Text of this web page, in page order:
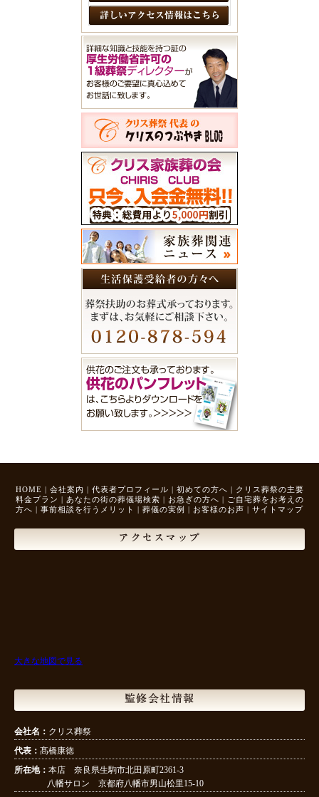
HOME | 会社案内 | 代表者プロフィール | 初めての方へ | クリス葬祭の主要
料金プラン | あなたの街の葬儀場検索 | お急ぎの方へ | ご自宅葬をお考えの
方へ | 事前相談を行うメリット | 葬儀の実例 | お客様のお声 | サイトマップ
アクセスマップ
大きな地図で見る
監修会社情報
会社名： クリス葬祭
代表： 髙橋康徳
所在地： 本店 奈良県生駒市北田原町2361-3
八幡サロン 京都府八幡市男山松里15-10